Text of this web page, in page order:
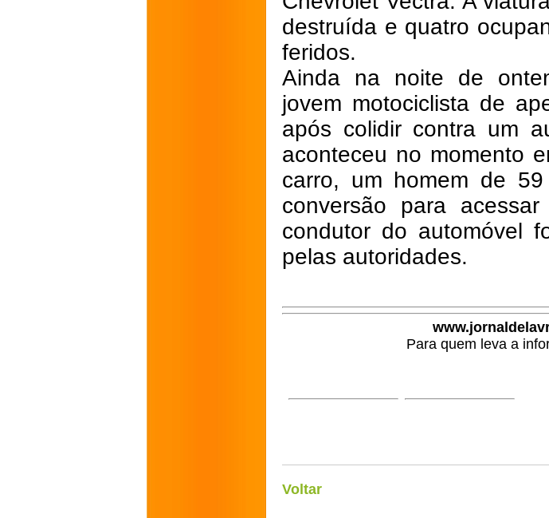
destruída e quatro
feridos.
Ainda na noite de
jovem motociclista de
após colidir contra um
aconteceu no momento
carro, um homem de
conversão para
condutor do automóvel
pelas autoridades.
Para quem leva a
Voltar